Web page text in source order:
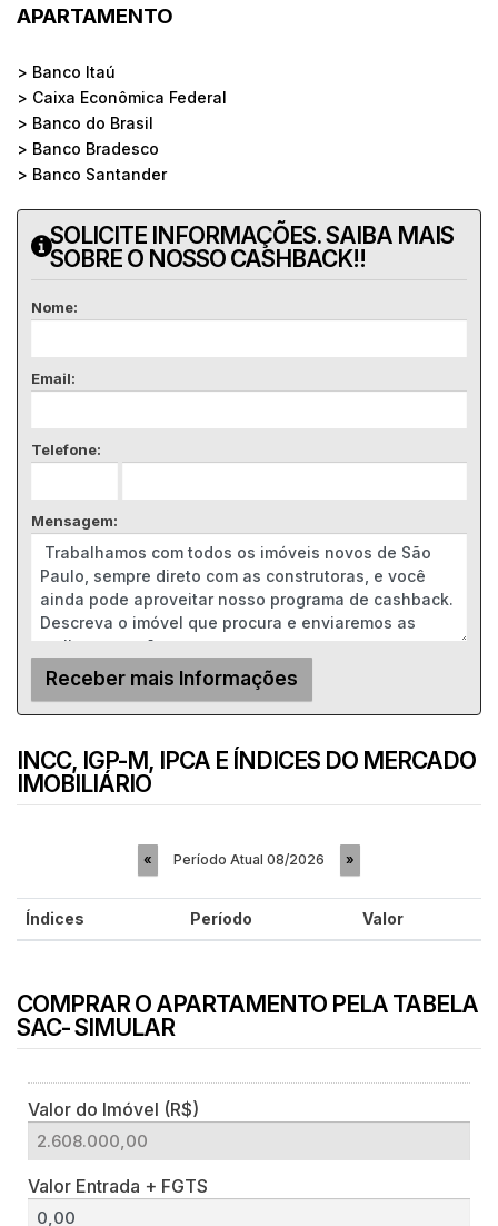
APARTAMENTO
> Banco Itaú
> Caixa Econômica Federal
> Banco do Brasil
> Banco Bradesco
> Banco Santander
SOLICITE INFORMAÇÕES. SAIBA MAIS
SOBRE O NOSSO CASHBACK!!
Nome:
Email:
Telefone:
Mensagem:
INCC, IGP-M, IPCA E ÍNDICES DO MERCADO
IMOBILIÁRIO
« Período Atual 08/2026 »
Índices Período Valor
COMPRAR O APARTAMENTO PELA TABELA
SAC- SIMULAR
Valor do Imóvel (R$)
Valor Entrada + FGTS